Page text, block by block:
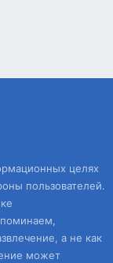
целях
пользователей.
а не как
может